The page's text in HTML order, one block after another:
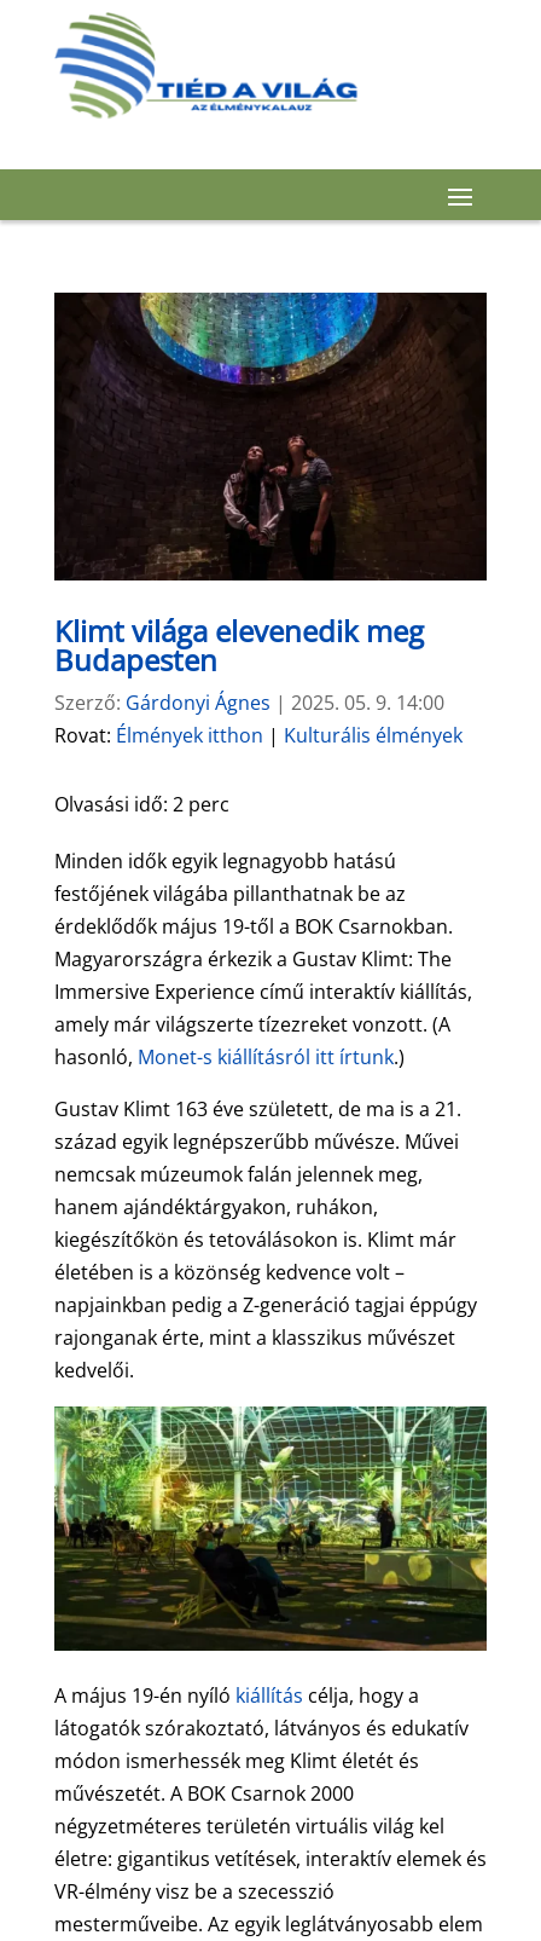
Klimt világa elevenedik meg
Budapesten
Szerző: Gárdonyi Ágnes | 2025. 05. 9. 14:00
Rovat: Élmények itthon | Kulturális élmények
Olvasási idő: 2 perc
Minden idők egyik legnagyobb hatású
festőjének világába pillanthatnak be az
érdeklődők május 19-től a BOK Csarnokban.
Magyarországra érkezik a Gustav Klimt: The
Immersive Experience című interaktív kiállítás,
amely már világszerte tízezreket vonzott. (A
hasonló, Monet-s kiállításról itt írtunk.)
Gustav Klimt 163 éve született, de ma is a 21.
század egyik legnépszerűbb művésze. Művei
nemcsak múzeumok falán jelennek meg,
hanem ajándéktárgyakon, ruhákon,
kiegészítőkön és tetoválásokon is. Klimt már
életében is a közönség kedvence volt –
napjainkban pedig a Z-generáció tagjai éppúgy
rajonganak érte, mint a klasszikus művészet
kedvelői.
A május 19-én nyíló kiállítás célja, hogy a
látogatók szórakoztató, látványos és edukatív
módon ismerhessék meg Klimt életét és
művészetét. A BOK Csarnok 2000
négyzetméteres területén virtuális világ kel
életre: gigantikus vetítések, interaktív elemek és
VR-élmény visz be a szecesszió
mesterműveibe. Az egyik leglátványosabb elem